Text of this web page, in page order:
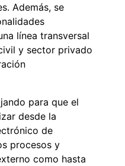
Además, se
línea transversal
y sector privado
para que el
desde la
de
procesos y
como hasta